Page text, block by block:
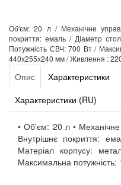
Об'єм: 20 л / Механічне
покриття: емаль / Діаметр
Потужність СВЧ: 700 Вт /
440х255х240 мм / Живлення :
Опис Характеристики
Характеристики (RU)
• Об'єм: 20 л •
Внутрішнє покриття:
Матеріал корпусу:
Максимальна потужність: